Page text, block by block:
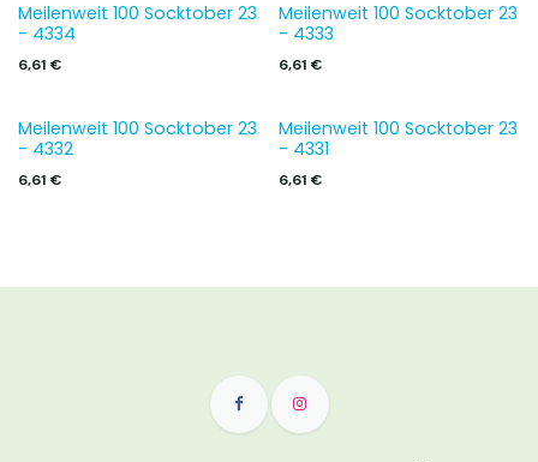
Meilenweit 100 Socktober 23
- 4334
6,61 €
Meilenweit 100 Socktober 23
- 4333
6,61 €
Meilenweit 100 Socktober 23
- 4332
6,61 €
Meilenweit 100 Socktober 23
- 4331
6,61 €